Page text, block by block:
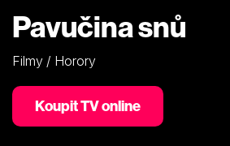
Pavučina snů
Filmy / Horory
Koupit TV online